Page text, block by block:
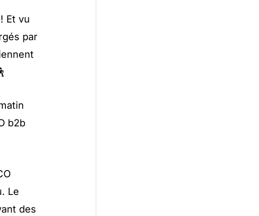
Et vu
par
b2b
Le
des